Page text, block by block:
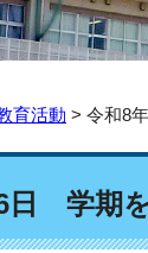
育活動 > 令和8
日 学期